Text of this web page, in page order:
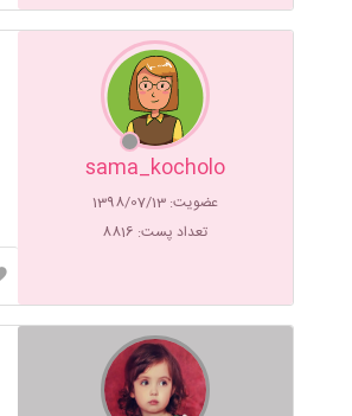
sama_kocholo
عضویت: 1398/07/13
تعداد پست: 8816